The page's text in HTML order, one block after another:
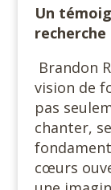
Un
recherche
Brandon
vision de
pas
chanter,
cœurs